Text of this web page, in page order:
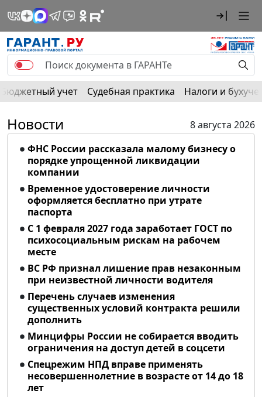
Бюджетный учет Судебная практика Налоги и
Новости
8 августа 2026
ФНС России рассказала малому бизнесу о
порядке упрощенной ликвидации
компании
Временное удостоверение личности
оформляется бесплатно при утрате
паспорта
С 1 февраля 2027 года заработает ГОСТ по
психосоциальным рискам на рабочем
месте
ВС РФ признал лишение прав незаконным
при неизвестной личности водителя
Перечень случаев изменения
существенных условий контракта решили
дополнить
Минцифры России не собирается вводить
ограничения на доступ детей в соцсети
Спецрежим НПД вправе применять
несовершеннолетние в возрасте от 14 до 18
лет